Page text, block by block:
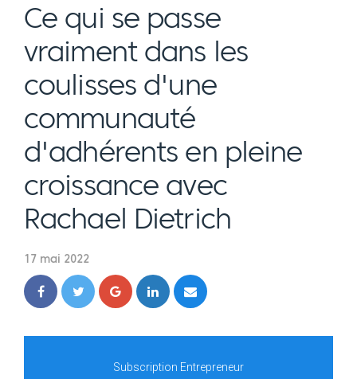
Ce qui se passe
vraiment dans les
coulisses d'une
communauté
d'adhérents en pleine
croissance avec
Rachael Dietrich
17 mai 2022
Subscription Entrepreneur